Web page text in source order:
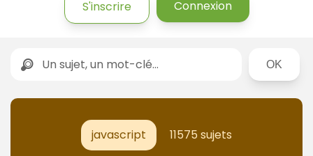
S'inscrire Connexion
Rechercher
javascript 11575 sujets